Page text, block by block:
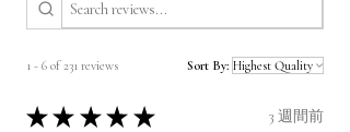
1 - 6 of 231 reviews Sort By:
★★ ★★ ★ 3 週間前